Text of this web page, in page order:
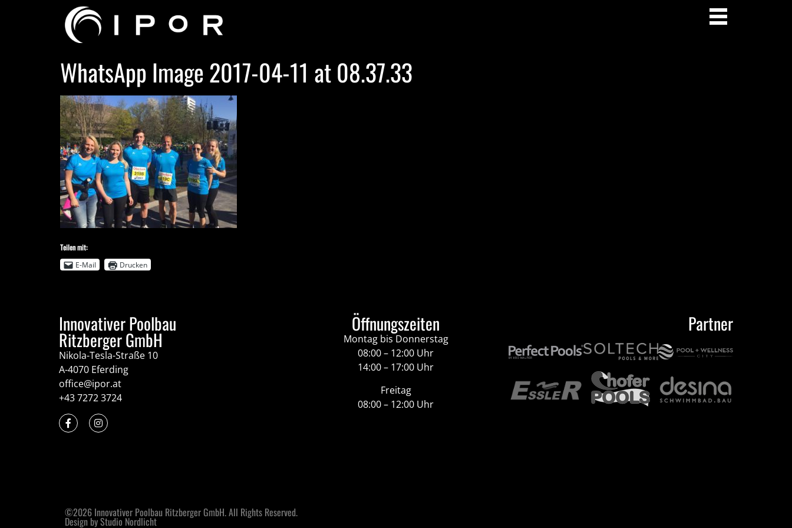
WhatsApp Image 2017-04-11 at 08.37.33
Teilen mit:
E-Mail
Drucken
Innovativer Poolbau
Ritzberger GmbH
Nikola-Tesla-Straße 10
A-4070 Eferding
office@ipor.at
+43 7272 3724
Öffnungszeiten
Montag bis Donnerstag
08:00 – 12:00 Uhr
14:00 – 17:00 Uhr
Freitag
08:00 – 12:00 Uhr
Partner
©2026 Innovativer Poolbau Ritzberger GmbH. All Rights Reserved.
Design by Studio Nordlicht